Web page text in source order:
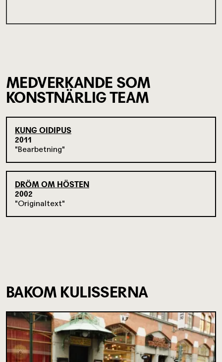
MEDVERKANDE SOM
KONSTNÄRLIG TEAM
KUNG OIDIPUS
2011
Bearbetning
DRÖM OM HÖSTEN
2002
Originaltext
BAKOM KULISSERNA